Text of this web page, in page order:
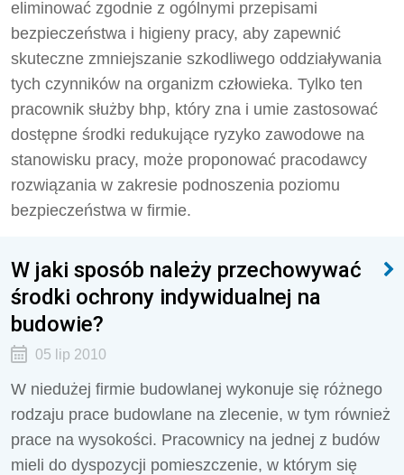
eliminować zgodnie z ogólnymi przepisami
bezpieczeństwa i higieny pracy, aby zapewnić
skuteczne zmniejszanie szkodliwego oddziaływania
tych czynników na organizm człowieka. Tylko ten
pracownik służby bhp, który zna i umie zastosować
dostępne środki redukujące ryzyko zawodowe na
stanowisku pracy, może proponować pracodawcy
rozwiązania w zakresie podnoszenia poziomu
bezpieczeństwa w firmie.
W jaki sposób należy przechowywać
środki ochrony indywidualnej na
budowie?
05 lip 2010
W niedużej firmie budowlanej wykonuje się różnego
rodzaju prace budowlane na zlecenie, w tym również
prace na wysokości. Pracownicy na jednej z budów
mieli do dyspozycji pomieszczenie, w którym się